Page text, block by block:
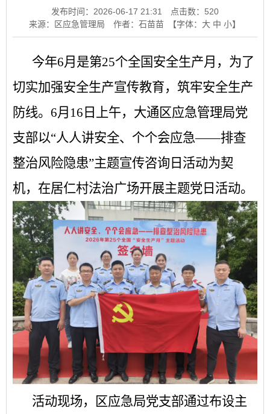
发布时间：2026-06-17 21:31 点击数： 520
来源：区应急管理局
作者：石苗苗 【字体： 大 中 小】
今年6月是第25个全国安全生产月，为了
切实加强安全生产宣传教育，筑牢安全生产
防线。6月16日上午，大通区应急管理局党
支部以“人人讲安全、个个会应急——排查
整治风险隐患”主题宣传咨询日活动为契
机，在居仁村法治广场开展主题党日活动。
活动现场，区应急局党支部通过布设主